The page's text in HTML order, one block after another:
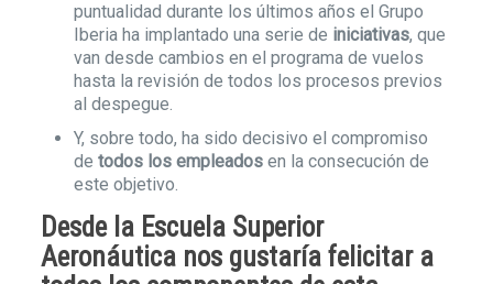
puntualidad durante los últimos años el Grupo
Iberia ha implantado una serie de iniciativas, que
van desde cambios en el programa de vuelos
hasta la revisión de todos los procesos previos
al despegue.
Y, sobre todo, ha sido decisivo el compromiso
de todos los empleadosen la consecución de
este objetivo.
Desde la Escuela Superior
Aeronáutica nos gustaría felicitar a